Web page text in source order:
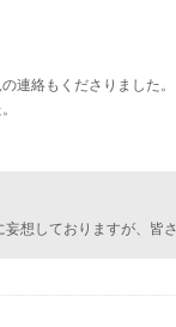
連絡もくださりました。
想しておりますが、